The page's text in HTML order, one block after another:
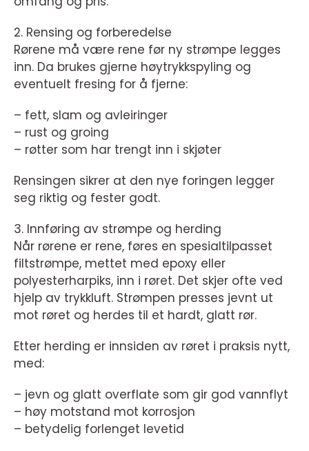
2. Rensing og forberedelse
Rørene må være rene før ny strømpe legges
inn. Da brukes gjerne høytrykkspyling og
eventuelt fresing for å fjerne:
– fett, slam og avleiringer
– rust og groing
– røtter som har trengt inn i skjøter
Rensingen sikrer at den nye foringen legger
seg riktig og fester godt.
3. Innføring av strømpe og herding
Når rørene er rene, føres en spesialtilpasset
filtstrømpe, mettet med epoxy eller
polyesterharpiks, inn i røret. Det skjer ofte ved
hjelp av trykkluft. Strømpen presses jevnt ut
mot røret og herdes til et hardt, glatt rør.
Etter herding er innsiden av røret i praksis nytt,
med:
– jevn og glatt overflate som gir god vannflyt
– høy motstand mot korrosjon
– betydelig forlenget levetid